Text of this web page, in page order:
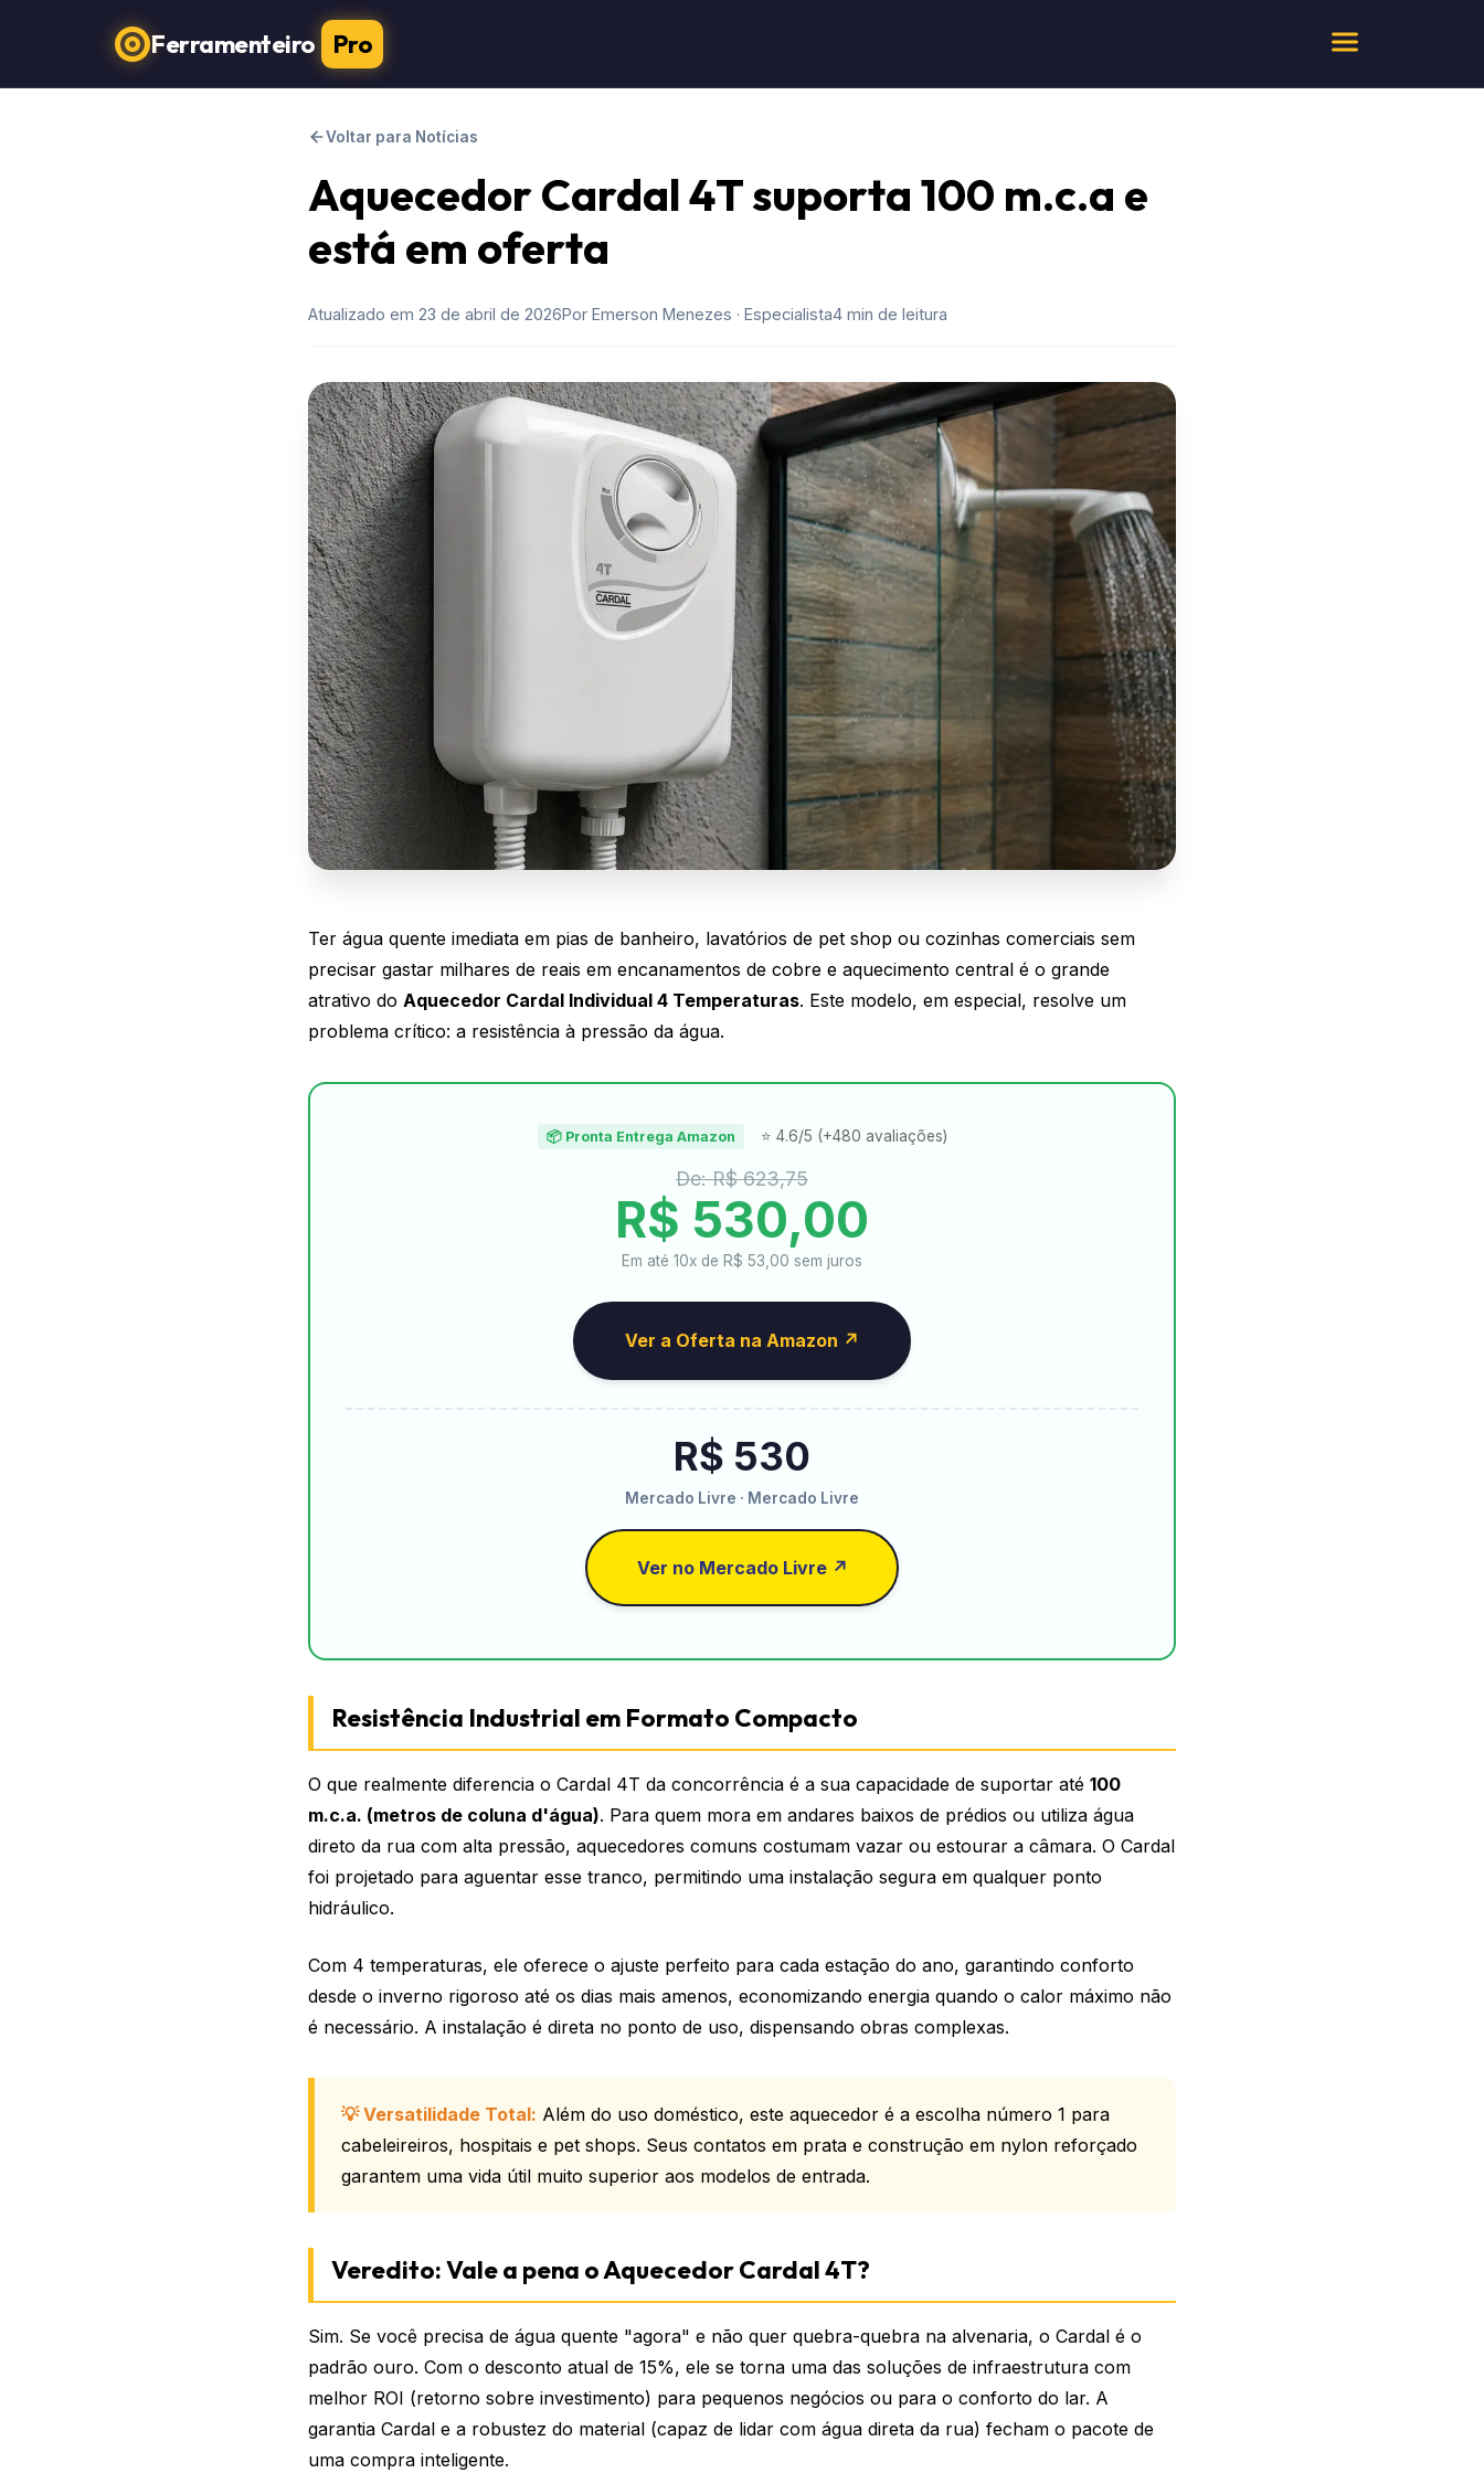
Ferramenteiro Pro
Voltar para Notícias
Aquecedor Cardal 4T suporta 100 m.c.a e
está em oferta
Atualizado em 23 de abril de 2026Por Emerson Menezes · Especialista4 min de leitura
Ter água quente imediata em pias de banheiro, lavatórios de pet shop ou cozinhas comerciais sem
precisar gastar milhares de reais em encanamentos de cobre e aquecimento central é o grande
atrativo do Aquecedor Cardal Individual 4 Temperaturas. Este modelo, em especial, resolve um
problema crítico: a resistência à pressão da água.
📦 Pronta Entrega Amazon ⭐ 4.6/5 (+480 avaliações)
De: R$ 623,75
R$ 530,00
Em até 10x de R$ 53,00 sem juros
Ver a Oferta na Amazon ↗
R$ 530
Mercado Livre · Mercado Livre
Ver no Mercado Livre ↗
Resistência Industrial em Formato Compacto
O que realmente diferencia o Cardal 4T da concorrência é a sua capacidade de suportar até 100
m.c.a. (metros de coluna d'água). Para quem mora em andares baixos de prédios ou utiliza água
direto da rua com alta pressão, aquecedores comuns costumam vazar ou estourar a câmara. O Cardal
foi projetado para aguentar esse tranco, permitindo uma instalação segura em qualquer ponto
hidráulico.
Com 4 temperaturas, ele oferece o ajuste perfeito para cada estação do ano, garantindo conforto
desde o inverno rigoroso até os dias mais amenos, economizando energia quando o calor máximo não
é necessário. A instalação é direta no ponto de uso, dispensando obras complexas.
💡 Versatilidade Total: Além do uso doméstico, este aquecedor é a escolha número 1 para
cabeleireiros, hospitais e pet shops. Seus contatos em prata e construção em nylon reforçado
garantem uma vida útil muito superior aos modelos de entrada.
Veredito: Vale a pena o Aquecedor Cardal 4T?
Sim. Se você precisa de água quente "agora" e não quer quebra-quebra na alvenaria, o Cardal é o
padrão ouro. Com o desconto atual de 15%, ele se torna uma das soluções de infraestrutura com
melhor ROI (retorno sobre investimento) para pequenos negócios ou para o conforto do lar. A
garantia Cardal e a robustez do material (capaz de lidar com água direta da rua) fecham o pacote de
uma compra inteligente.